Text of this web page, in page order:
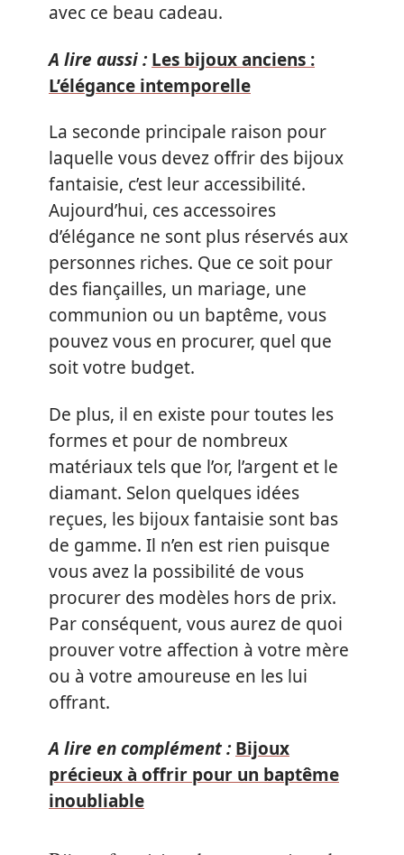
avec ce beau cadeau.
A lire aussi : Les bijoux anciens :
L’élégance intemporelle
La seconde principale raison pour
laquelle vous devez offrir des bijoux
fantaisie, c’est leur accessibilité.
Aujourd’hui, ces accessoires
d’élégance ne sont plus réservés aux
personnes riches. Que ce soit pour
des fiançailles, un mariage, une
communion ou un baptême, vous
pouvez vous en procurer, quel que
soit votre budget.
De plus, il en existe pour toutes les
formes et pour de nombreux
matériaux tels que l’or, l’argent et le
diamant. Selon quelques idées
reçues, les bijoux fantaisie sont bas
de gamme. Il n’en est rien puisque
vous avez la possibilité de vous
procurer des modèles hors de prix.
Par conséquent, vous aurez de quoi
prouver votre affection à votre mère
ou à votre amoureuse en les lui
offrant.
A lire en complément : Bijoux
précieux à offrir pour un baptême
inoubliable